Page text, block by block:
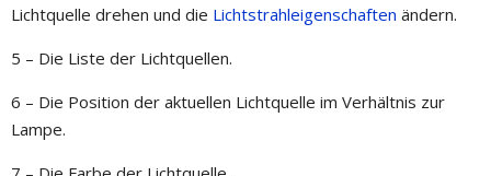
Lichtquelle drehen und die Lichtstrahleigenschaften ändern.
5 – Die Liste der Lichtquellen.
6 – Die Position der aktuellen Lichtquelle im Verhältnis zur
Lampe.